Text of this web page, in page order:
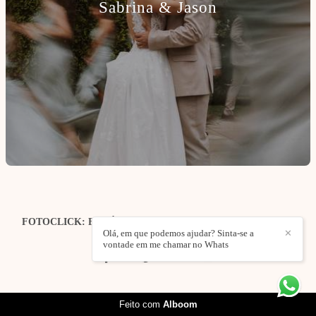
Sabrina & Jason
FOTOCLICK: FOTÓGRAFO DE CASAMENTOS | EVENTOS
| ESTÚDIO /CONTACTO ✕
Olá, em que podemos ajudar? Sinta-se a
vontade em me chamar no Whats
Feito com Alboom